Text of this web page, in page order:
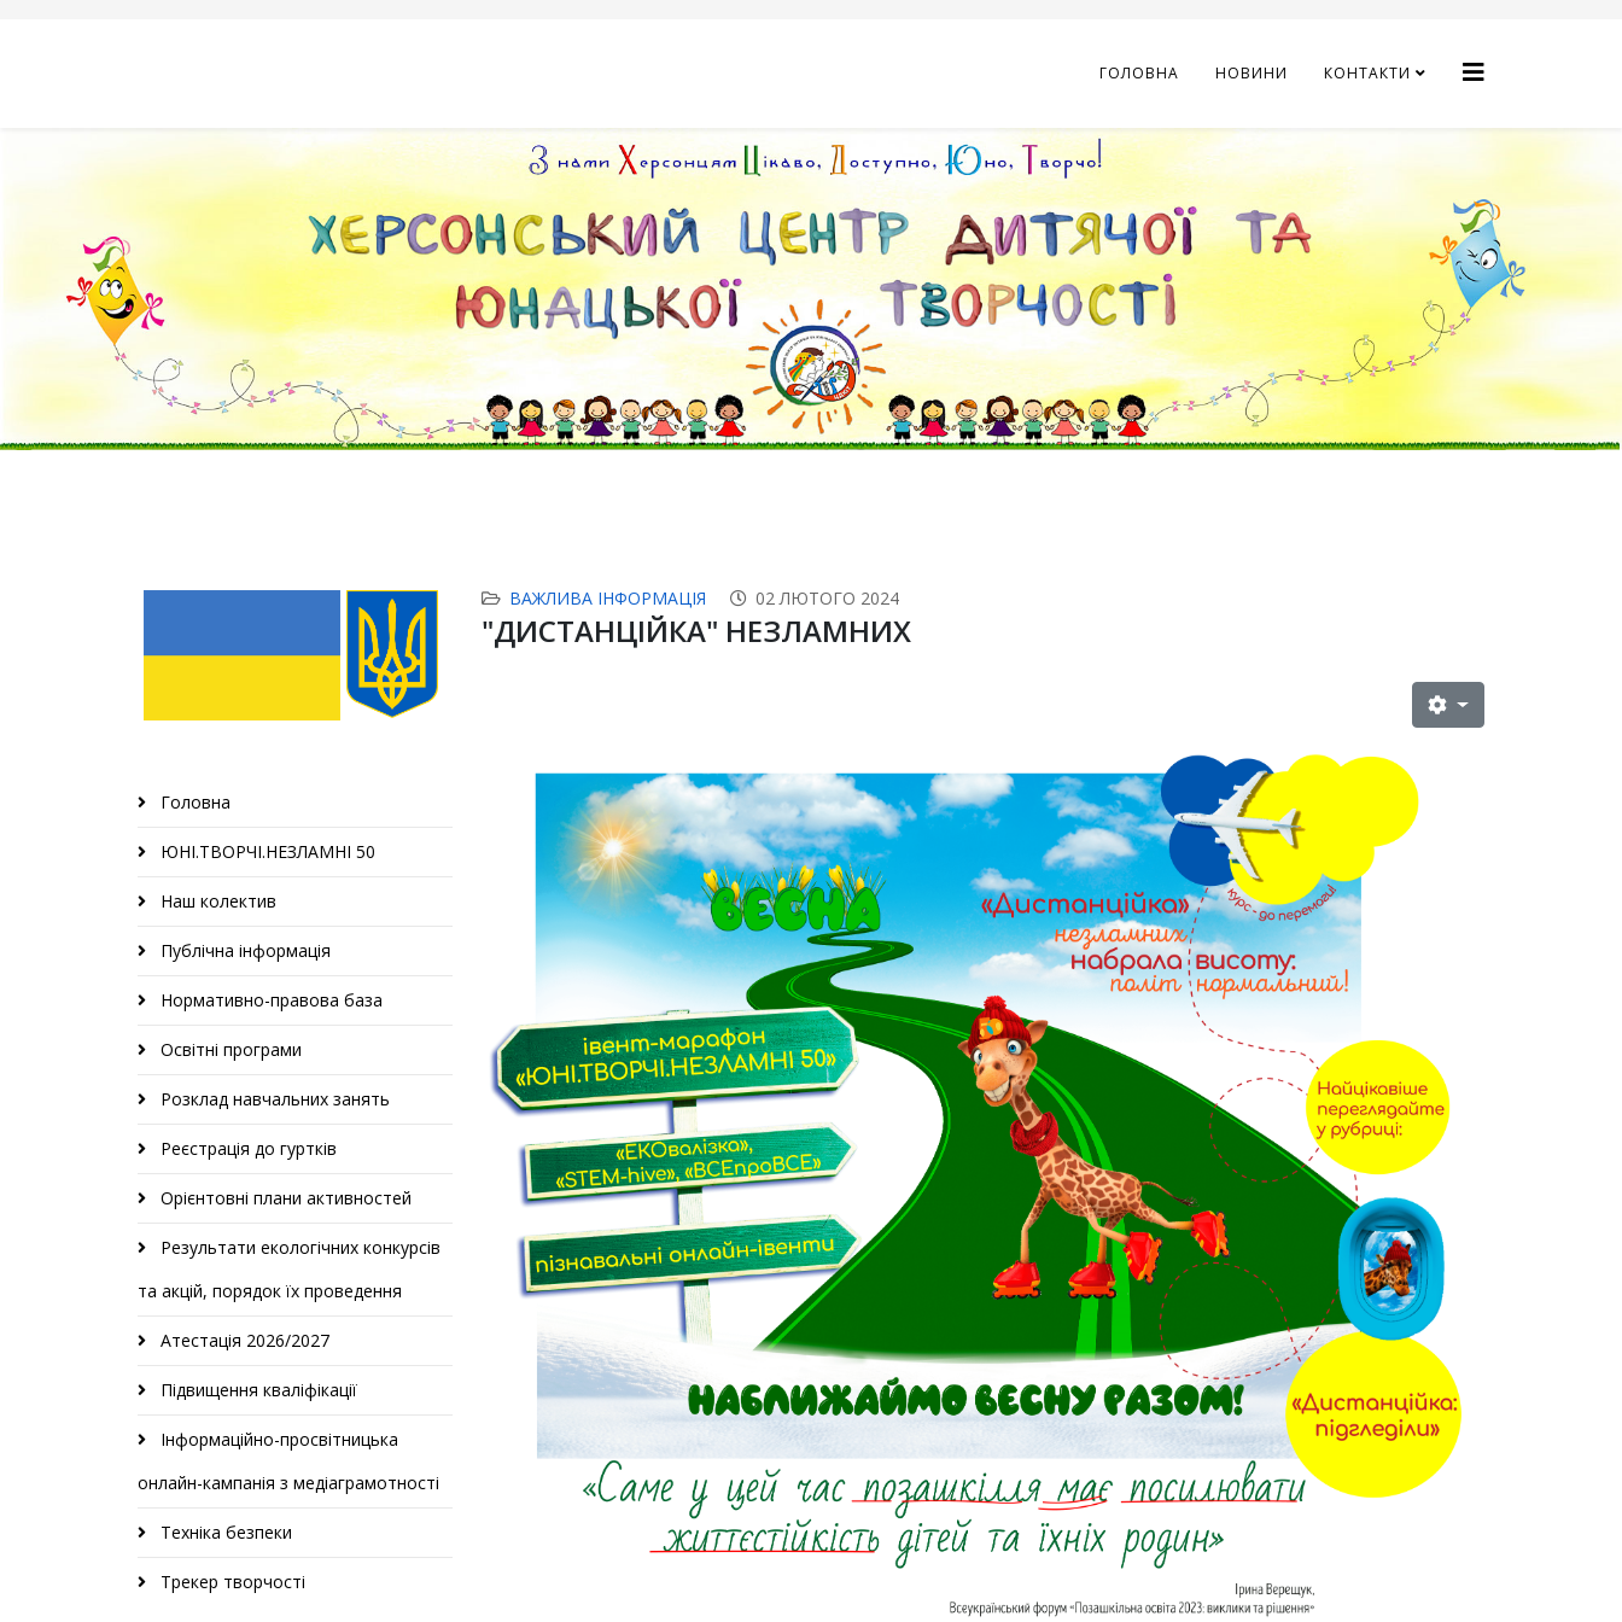
ГОЛОВНА НОВИНИ КОНТАКТИ
Головна
ЮНІ.ТВОРЧІ.НЕЗЛАМНІ 50
Наш колектив
Публічна інформація
Нормативно-правова база
Освітні програми
Розклад навчальних занять
Реєстрація до гуртків
Орієнтовні плани активностей
Результати екологічних конкурсів
та акцій, порядок їх проведення
Атестація 2026/2027
Підвищення кваліфікації
Інформаційно-просвітницька
онлайн-кампанія з медіаграмотності
Техніка безпеки
Трекер творчості
ВАЖЛИВА ІНФОРМАЦІЯ 02 ЛЮТОГО 2024
"ДИСТАНЦІЙКА" НЕЗЛАМНИХ